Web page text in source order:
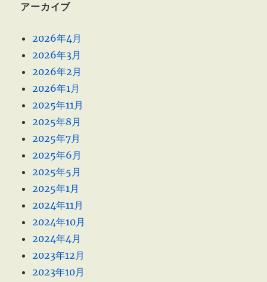
アーカイブ
2026年4月
2026年3月
2026年2月
2026年1月
2025年11月
2025年8月
2025年7月
2025年6月
2025年5月
2025年1月
2024年11月
2024年10月
2024年4月
2023年12月
2023年10月